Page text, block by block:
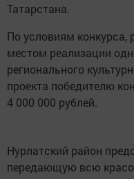
Татарстана.
По условиям конкурса,
местом реализации
регионального
проекта победителю
4 000 000 рублей.
Нурлатский район
передающую всю